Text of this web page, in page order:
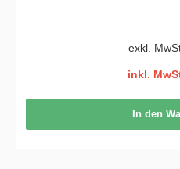
exkl.
inkl.
In den